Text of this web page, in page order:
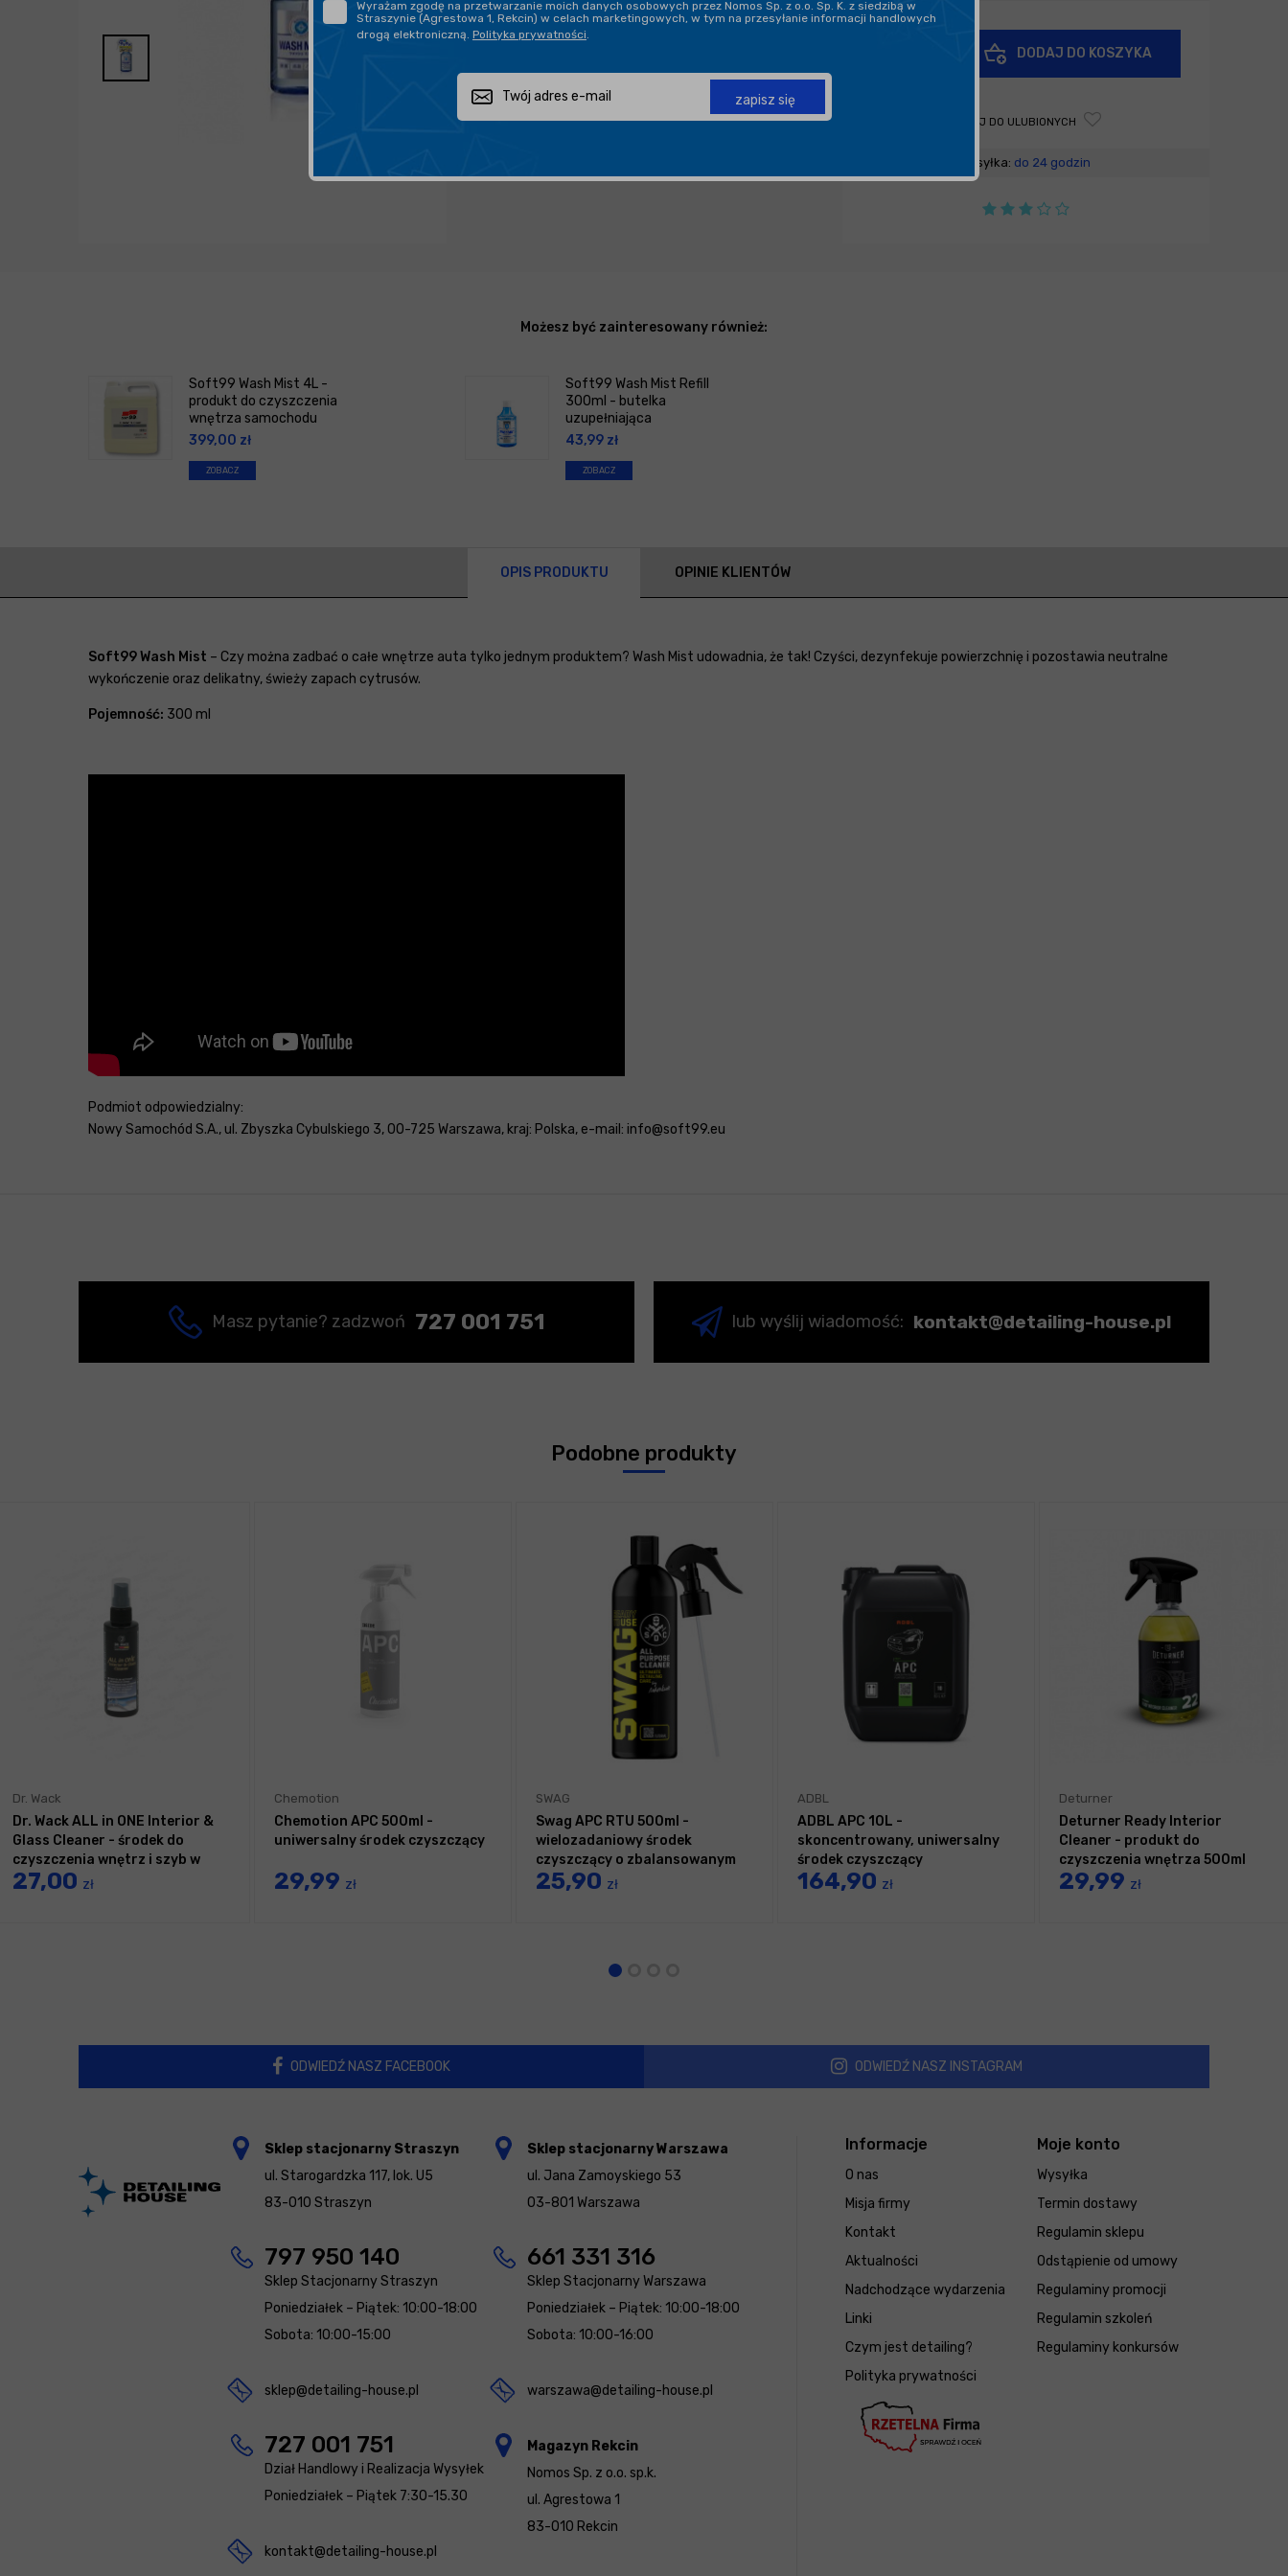
Zapytaj o produkt
DODAJ DO KOSZYKA
DODAJ DO ULUBIONYCH
Wysyłka: do 24 godzin
Możesz być zainteresowany również:
Soft99 Wash Mist 4L -
produkt do czyszczenia
wnętrza samochodu
399,00 zł
ZOBACZ
Soft99 Wash Mist Refill
300ml - butelka
uzupełniająca
43,99 zł
ZOBACZ
OPIS PRODUKTU OPINIE KLIENTÓW
Soft99 Wash Mist – Czy można zadbać o całe wnętrze auta tylko jednym produktem? Wash Mist udowadnia, że tak! Czyści, dezynfekuje powierzchnię i pozostawia neutralne
wykończenie oraz delikatny, świeży zapach cytrusów.
Pojemność: 300 ml
Podmiot odpowiedzialny:
Nowy Samochód S.A., ul. Zbyszka Cybulskiego 3, 00-725 Warszawa, kraj: Polska, e-mail: info@soft99.eu
Masz pytanie? zadzwoń 727 001 751 lub wyślij wiadomość: kontakt@detailing-house.pl
Podobne produkty
Dr. Wack
Dr. Wack ALL in ONE Interior &
Glass Cleaner - środek do
czyszczenia wnętrz i szyb w
sprayu 100ml
27,00 zł
Chemotion
Chemotion APC 500ml -
uniwersalny środek czyszczący
29,99 zł
SWAG
Swag APC RTU 500ml -
wielozadaniowy środek
czyszczący o zbalansowanym
pH
25,90 zł
ADBL
ADBL APC 10L -
skoncentrowany, uniwersalny
środek czyszczący
164,90 zł
Deturner
Deturner Ready Interior
Cleaner - produkt do
czyszczenia wnętrza 500ml
29,99 zł
ODWIEDŹ NASZ FACEBOOK ODWIEDŹ NASZ INSTAGRAM
Wyrażam zgodę na przetwarzanie moich danych osobowych przez Nomos Sp. z o.o. Sp. K. z siedzibą w
Straszynie (Agrestowa 1, Rekcin) w celach marketingowych, w tym na przesyłanie informacji handlowych
drogą elektroniczną. Polityka prywatności
zapisz się
Informacje
O nas
Misja firmy
Kontakt
Aktualności
Nadchodzące wydarzenia
Linki
Czym jest detailing?
Polityka prywatności
Moje konto
Wysyłka
Termin dostawy
Regulamin sklepu
Odstąpienie od umowy
Regulaminy promocji
Regulamin szkoleń
Regulaminy konkursów
Sklep stacjonarny Straszyn
ul. Starogardzka 117, lok. U5
83-010 Straszyn
797 950 140
Sklep Stacjonarny Straszyn
Poniedziałek – Piątek: 10:00-18:00
Sobota: 10:00-15:00
sklep@detailing-house.pl
727 001 751
Dział Handlowy i Realizacja Wysyłek
Poniedziałek – Piątek 7:30-15.30
kontakt@detailing-house.pl
Sklep stacjonarny Warszawa
ul. Jana Zamoyskiego 53
03-801 Warszawa
661 331 316
Sklep Stacjonarny Warszawa
Poniedziałek – Piątek: 10:00-18:00
Sobota: 10:00-16:00
warszawa@detailing-house.pl
Magazyn Rekcin
Nomos Sp. z o.o. sp.k.
ul. Agrestowa 1
83-010 Rekcin